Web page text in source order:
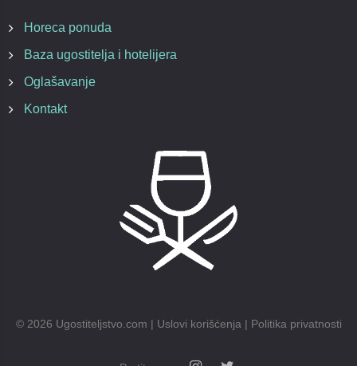
Horeca ponuda
Baza ugostitelja i hotelijera
Oglašavanje
Kontakt
© 2026 Ugostiteljstvo.com | Uslovi korišćenja | Politika privatnosti